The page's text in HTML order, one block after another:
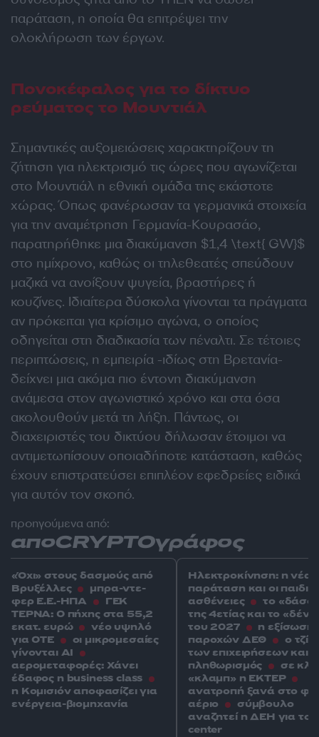
παράταση, η οποία θα επιτρέψει την
ολοκλήρωση των έργων.
Πονοκέφαλος για το δίκτυο
ρεύματος το Μουντιάλ
Σημαντικές αυξομειώσεις χαρακτηρίζουν τη
ζήτηση για ηλεκτρισμό τις ώρες που αγωνίζεται
στο Μουντιάλ η εθνική ομάδα της εκάστοτε
χώρας. Όπως φανέρωσαν τα γερμανικά στοιχεία
για την αναμέτρηση Γερμανία-Κουρασάο,
παρατηρήθηκε μια διακύμανση $1,4 \text{ GW}$
στο ημίχρονο, καθώς οι τηλεθεατές σπεύδουν
μαζικά να ανοίξουν ψυγεία, βραστήρες ή
κουζίνες. Ιδιαίτερα δύσκολα γίνονται τα πράγματα
αν πρόκειται για κρίσιμο αγώνα, ο οποίος
οδηγείται στη διαδικασία των πέναλτι. Σε τέτοιες
περιπτώσεις, η εμπειρία -ιδίως στη Βρετανία-
δείχνει μια ακόμα πιο έντονη διακύμανση
ανάμεσα στον αγωνιστικό χρόνο και στα όσα
ακολουθούν μετά τη λήξη. Πάντως, οι
διαχειριστές του δικτύου δήλωσαν έτοιμοι να
αντιμετωπίσουν οποιαδήποτε κατάσταση, καθώς
έχουν επιστρατεύσει επιπλέον εφεδρείες ειδικά
για αυτόν τον σκοπό.
προηγούμενα από:
αποCRYPTOγράφος
«Όχι» στους δασμούς από
Βρυξέλλες
μπρα-ντε-
φερ Ε.Ε.-ΗΠΑ
ΓΕΚ
ΤΕΡΝΑ: Ο πήχης στα 55,2
εκατ. ευρώ
νέο υψηλό
για ΟΤΕ
οι μικρομεσαίες
γίνονται ΑΙ
αερομεταφορές: Χάνει
έδαφος η business class
η Κομισιόν αποφασίζει για
ενέργεια-βιομηχανία
Ηλεκτροκίνηση: η νέα
παράταση και οι
ασθένειες
το
της 4ετίας και το
του 2027
η εξίσωση
παροχών ΔΕΘ
ο
των επιχειρήσεων και ο
πληθωρισμός
σε
«κλαμπ» η ΕΚΤΕΡ
ανατροπή ξανά στο
αέριο
σύμβουλο
αναζητεί η ΔΕΗ για το
center